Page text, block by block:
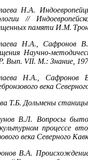
Н.А.
//
памяти И.М.
Н.А., Сафронов
Научно-
Вып. VII. М.: Знание,
Н.А., Сафронов
века
Т.Б. Дольмены
В.Л. Вопросы
процессе
века Северного
В.А. Происхождение